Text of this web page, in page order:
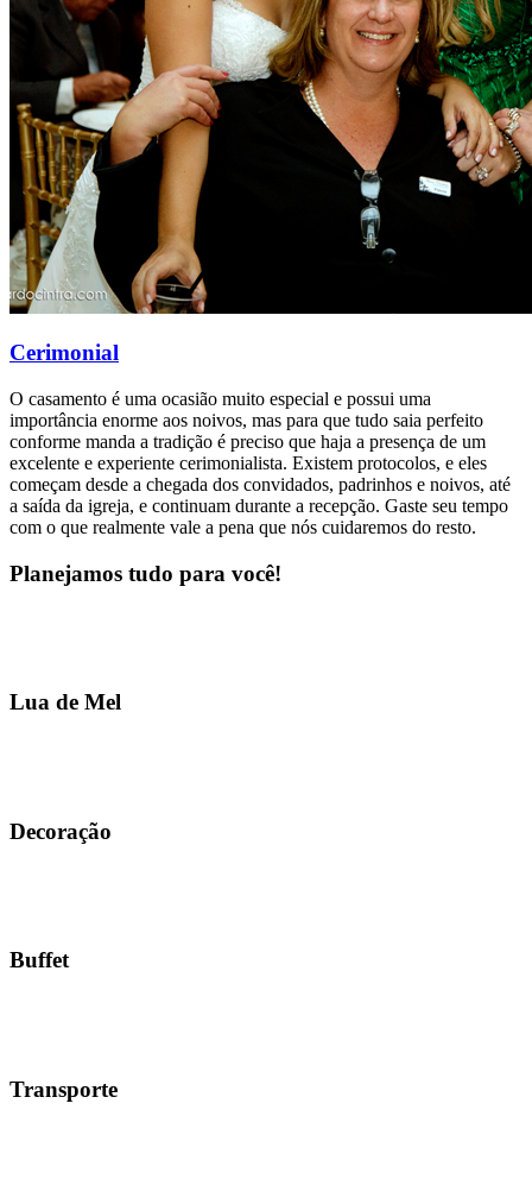
Cerimonial
O casamento é uma ocasião muito especial e possui uma
importância enorme aos noivos, mas para que tudo saia perfeito
conforme manda a tradição é preciso que haja a presença de um
excelente e experiente cerimonialista. Existem protocolos, e eles
começam desde a chegada dos convidados, padrinhos e noivos, até
a saída da igreja, e continuam durante a recepção. Gaste seu tempo
com o que realmente vale a pena que nós cuidaremos do resto.
Planejamos tudo para você!
Lua de Mel
Decoração
Buffet
Transporte